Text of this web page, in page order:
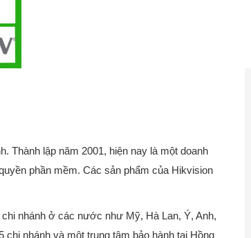
Thành lập năm 2001, hiện nay là một doanh
phần mềm. Các sản phẩm của Hikvision
nhánh ở các nước như Mỹ, Hà Lan, Ý, Anh,
nhánh và một trung tâm bảo hành tại Hồng